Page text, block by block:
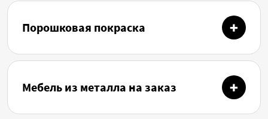
Порошковая покраска
Мебель из металла на заказ